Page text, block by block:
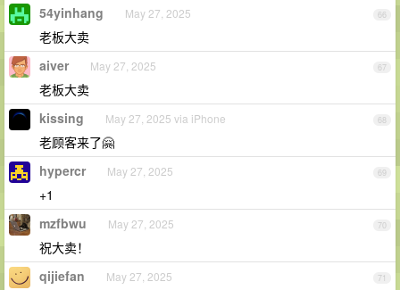
66
54yinhang May 27, 2025
老板大卖
67
aiver May 27, 2025
老板大卖
68
kissing May 27, 2025 via iPhone
老顾客来了🤗
69
hypercr May 27, 2025
+1
70
mzfbwu May 27, 2025
祝大卖！
71
qijiefan May 27, 2025